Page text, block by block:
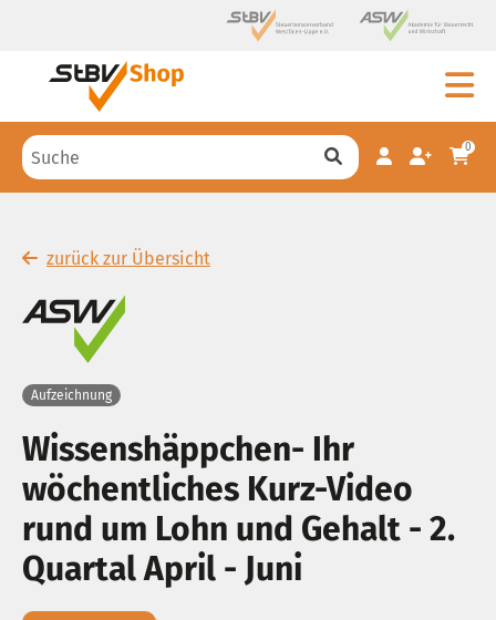
0
zurück zur Übersicht
Aufzeichnung
Wissenshäppchen- Ihr
wöchentliches Kurz-Video
rund um Lohn und Gehalt - 2.
Quartal April - Juni